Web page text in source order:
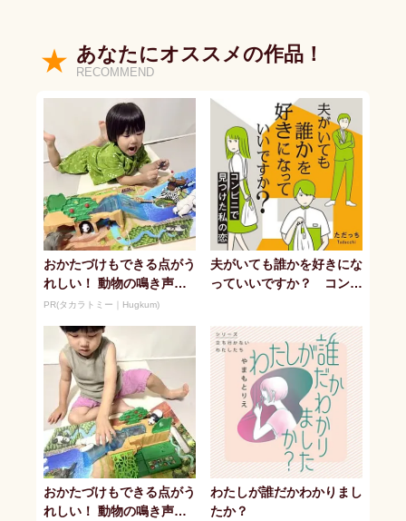
あなたにオススメの作品！
RECOMMEND
おかたづけもできる点がう
れしい！ 動物の鳴き声や
セリフが盛りだくさんの
PR(タカラトミー｜Hugkum)
夫がいても誰かを好きにな
っていいですか？ コンビ
おかたづけもできる点がう
れしい！ 動物の鳴き声や
わたしが誰だかわかりまし
たか？